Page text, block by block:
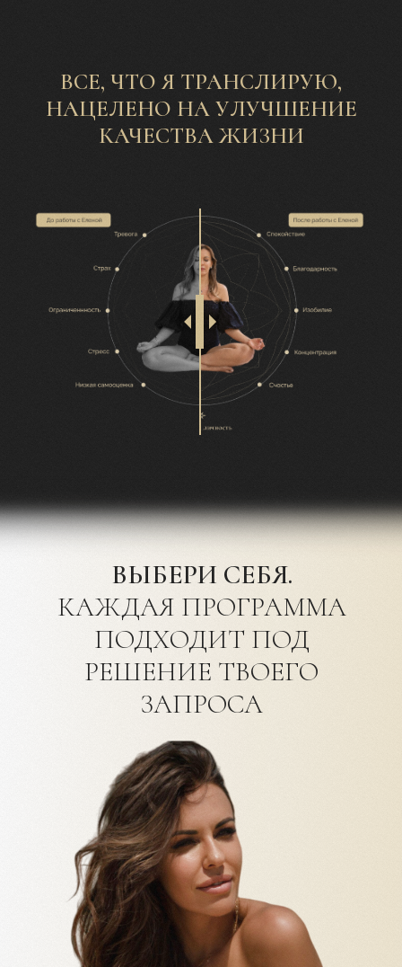
ВСЕ, ЧТО Я ТРАНСЛИРУЮ,
НАЦЕЛЕНО НА УЛУЧШЕНИЕ
КАЧЕСТВА ЖИЗНИ
ВЫБЕРИ СЕБЯ.
КАЖДАЯ ПРОГРАММА
ПОДХОДИТ ПОД
РЕШЕНИЕ ТВОЕГО
ЗАПРОСА